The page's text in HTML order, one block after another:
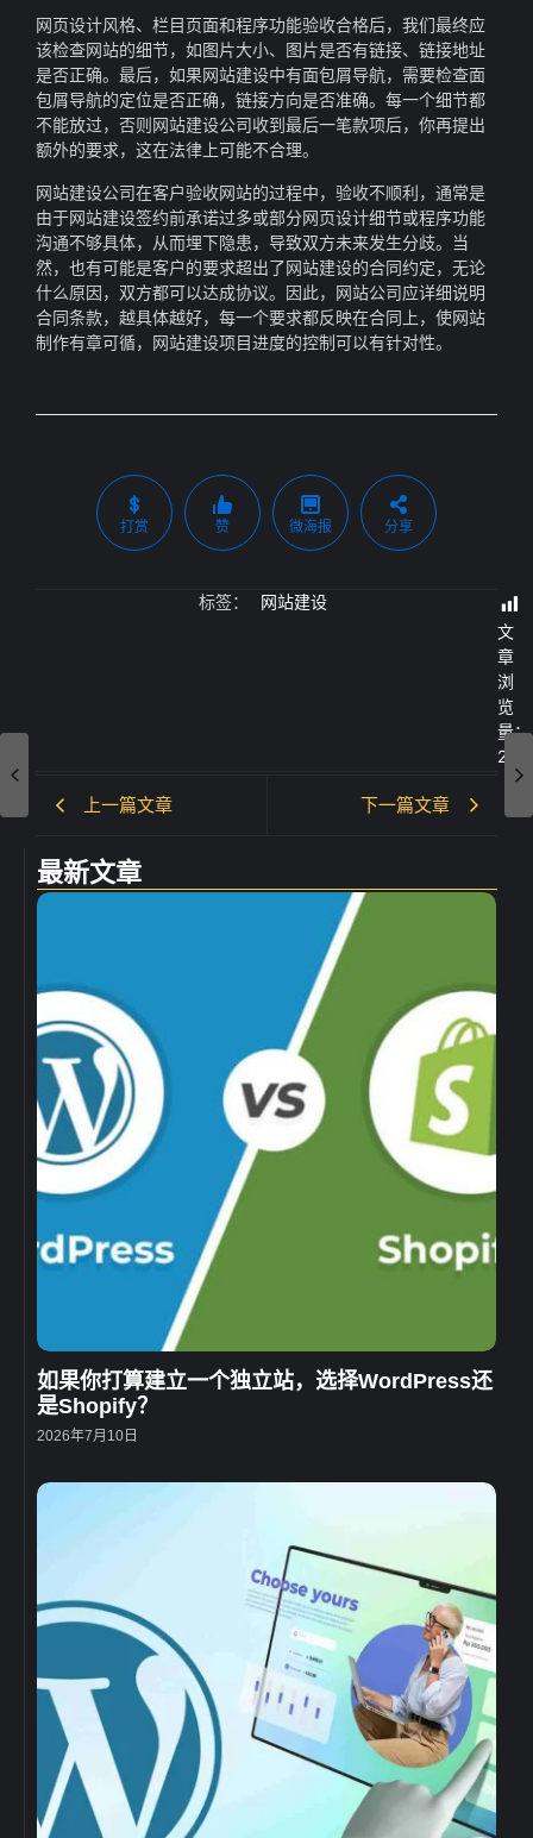
网页设计风格、栏目页面和程序功能验收合格后，我们最终应
该检查网站的细节，如图片大小、图片是否有链接、链接地址
是否正确。最后，如果网站建设中有面包屑导航，需要检查面
包屑导航的定位是否正确，链接方向是否准确。每一个细节都
不能放过，否则网站建设公司收到最后一笔款项后，你再提出
额外的要求，这在法律上可能不合理。
网站建设公司在客户验收网站的过程中，验收不顺利，通常是
由于网站建设签约前承诺过多或部分网页设计细节或程序功能
沟通不够具体，从而埋下隐患，导致双方未来发生分歧。当
然，也有可能是客户的要求超出了网站建设的合同约定，无论
什么原因，双方都可以达成协议。因此，网站公司应详细说明
合同条款，越具体越好，每一个要求都反映在合同上，使网站
制作有章可循，网站建设项目进度的控制可以有针对性。
打赏 赞 微海报 分享
标签： 网站建设
文
章
浏
览
量：
214
上一篇文章 下一篇文章
最新文章
如果你打算建立一个独立站，选择WordPress还
是Shopify？
2026年7月10日